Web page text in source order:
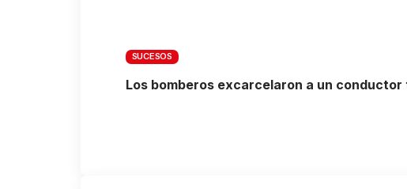
SUCESOS
Los bomberos excarcelaron a un